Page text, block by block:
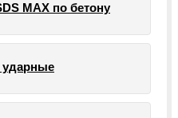
MAX по бетону
ударные